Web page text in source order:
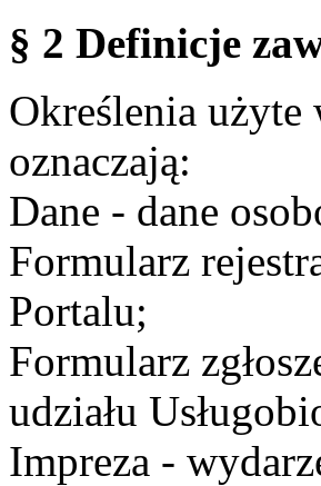
§ 2 Definicje
Określenia
oznaczają:
Dane - dane
Formularz
Portalu;
Formularz
udziału
Impreza -